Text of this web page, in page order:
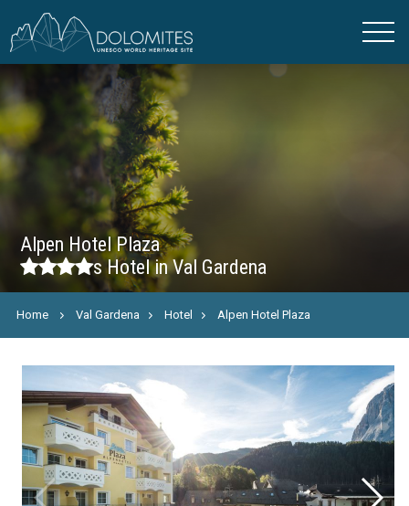
Alpen Hotel Plaza
sHotel in Val Gardena
Home Val Gardena Hotel Alpen Hotel Plaza